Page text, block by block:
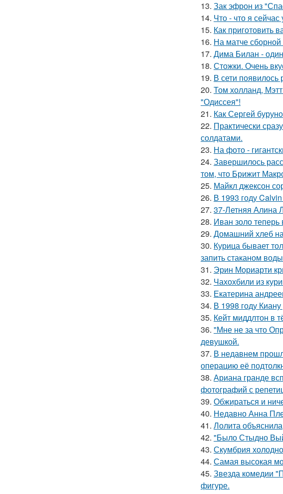
13. Зак эфрон из
14. Что - что я сейчас
15. Как приготовить
16. На матче
17. Дима Билан - один
18. Стожки. Очень
19. В сети
20. Том холланд,
"Одиссея"!
21. Как Сергей
22. Практически
солдатами.
23. На фото -
24. Завершилось
том, что Брижит
25. Майкл джексон
26. В 1993 году
27. 37-Летняя Алина
28. Иван золо
29. Домашний хлеб
30. Курица бывает
запить стаканом
31. Эрин Мориарти
32. Чахохбили из
33. Екатерина
34. В 1998 году
35. Кейт миддлтон в
36. "Мне не за что
девушкой.
37. В недавнем
операцию её
38. Ариана гранде
фотографий с
39. Обжираться и
40. Недавно Анна
41. Лолита
42. "Было Стыдно
43. Скумбрия
44. Самая высокая
45. Звезда комедии
фигуре.